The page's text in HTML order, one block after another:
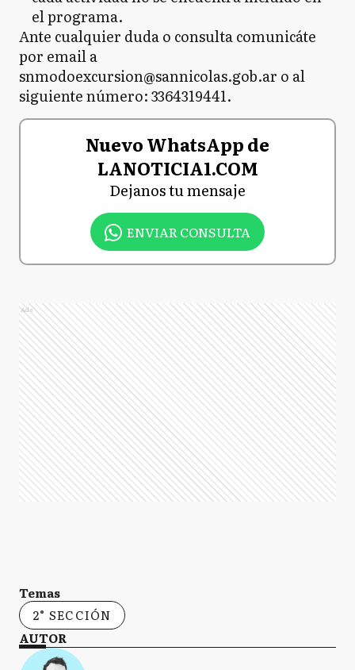
el programa.
Ante cualquier duda o consulta comunicáte
por email a
snmodoexcursion@sannicolas.gob.ar o al
siguiente número: 3364319441.
Nuevo WhatsApp de
LANOTICIA1.COM
Dejanos tu mensaje
ENVIAR CONSULTA
Ads
Temas
2° SECCIÓN
AUTOR